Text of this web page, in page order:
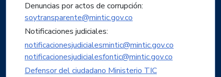
Denuncias por actos de corrupción:
soytransparente@mintic.gov.co
Notificaciones judiciales:
notificacionesjudicialesmintic@mintic.gov.co
notificacionesjudicialesfontic@mintic.gov.co
Defensor del ciudadano Ministerio TIC